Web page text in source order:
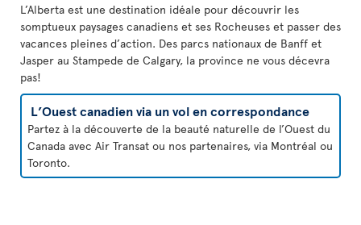
L’Alberta est une destination idéale pour découvrir les
somptueux paysages canadiens et ses Rocheuses et passer des
vacances pleines d’action. Des parcs nationaux de Banff et
Jasper au Stampede de Calgary, la province ne vous décevra
pas!
L’Ouest canadien via un vol en correspondance
Partez à la découverte de la beauté naturelle de l’Ouest du
Canada avec Air Transat ou nos partenaires, via Montréal ou
Toronto.